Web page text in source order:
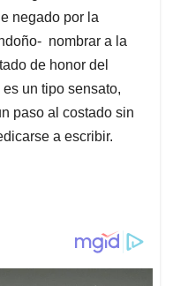
negado por la
nombrar a la
de honor del
un tipo sensato,
paso al costado sin
a escribir.